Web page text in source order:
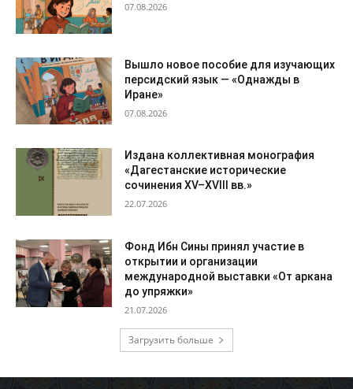
07.08.2026
Вышло новое пособие для изучающих
персидский язык — «Однажды в
Иране»
07.08.2026
Издана коллективная монография
«Дагестанские исторические
сочинения XV–XVIII вв.»
22.07.2026
Фонд Ибн Сины принял участие в
открытии и организации
международной выставки «От аркана
до упряжки»
21.07.2026
Загрузить больше